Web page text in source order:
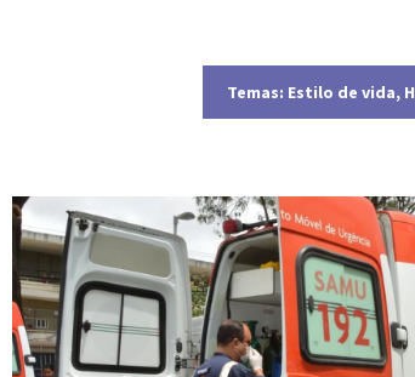
Temas: Estilo de vida,